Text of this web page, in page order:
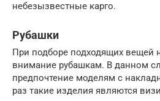
небезызвестные карго.
Рубашки
При подборе подходящих вещей
внимание рубашкам. В данном
предпочтение моделям с
раз такие изделия являются